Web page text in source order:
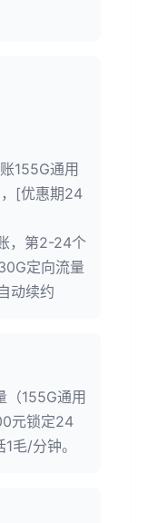
155G通用
[优惠期24
，第2-24个
定向流量
动续约
（155G通用
元锁定24
毛/分钟。